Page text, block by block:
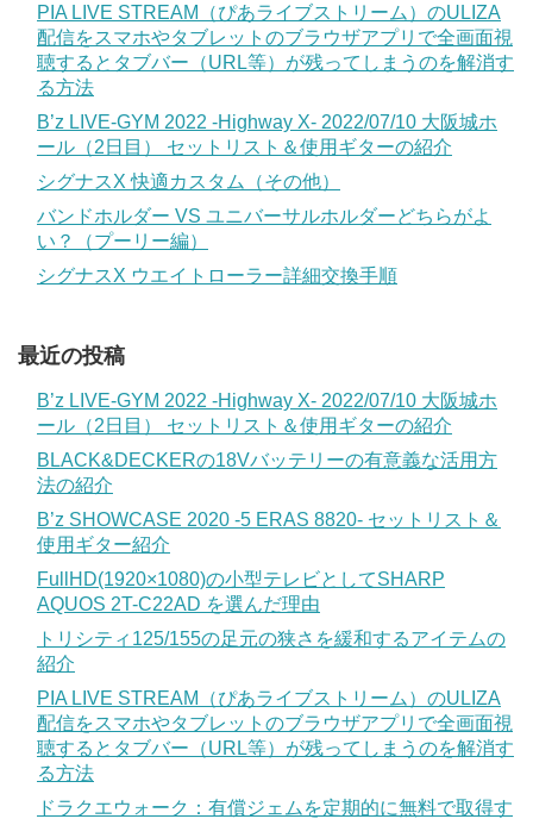
PIA LIVE STREAM（ぴあライブストリーム）のULIZA
配信をスマホやタブレットのブラウザアプリで全画面視
聴するとタブバー（URL等）が残ってしまうのを解消す
る方法
B’z LIVE-GYM 2022 -Highway X- 2022/07/10 大阪城ホ
ール（2日目） セットリスト＆使用ギターの紹介
シグナスX 快適カスタム（その他）
バンドホルダー VS ユニバーサルホルダーどちらがよ
い？（プーリー編）
シグナスX ウエイトローラー詳細交換手順
最近の投稿
B’z LIVE-GYM 2022 -Highway X- 2022/07/10 大阪城ホ
ール（2日目） セットリスト＆使用ギターの紹介
BLACK&DECKERの18Vバッテリーの有意義な活用方
法の紹介
B’z SHOWCASE 2020 -5 ERAS 8820- セットリスト＆
使用ギター紹介
FullHD(1920×1080)の小型テレビとしてSHARP
AQUOS 2T-C22AD を選んだ理由
トリシティ125/155の足元の狭さを緩和するアイテムの
紹介
PIA LIVE STREAM（ぴあライブストリーム）のULIZA
配信をスマホやタブレットのブラウザアプリで全画面視
聴するとタブバー（URL等）が残ってしまうのを解消す
る方法
ドラクエウォーク：有償ジェムを定期的に無料で取得す